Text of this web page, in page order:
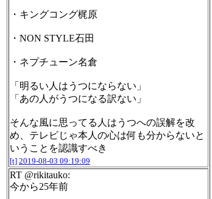
・キングコング梶原
・NON STYLE石田
・ネプチューン名倉
「明るい人はうつにならない」
「あの人がうつになる訳ない」
そんな風に思ってる人はうつへの誤解を改
め、テレビじゃ本人の心は何も分からないと
いうことを認識すべき
[t] 2019-08-03 09:19:09
RT @rikitauko:
今から25年前